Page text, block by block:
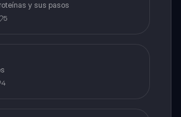
y sus pasos
5
4